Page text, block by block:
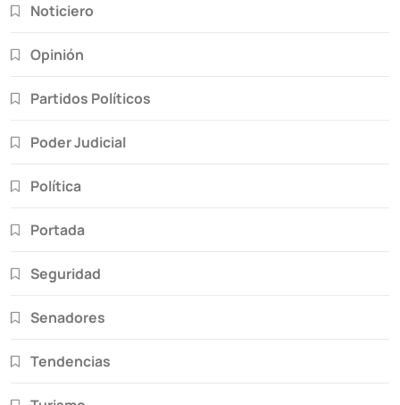
Noticiero
Opinión
Partidos Políticos
Poder Judicial
Política
Portada
Seguridad
Senadores
Tendencias